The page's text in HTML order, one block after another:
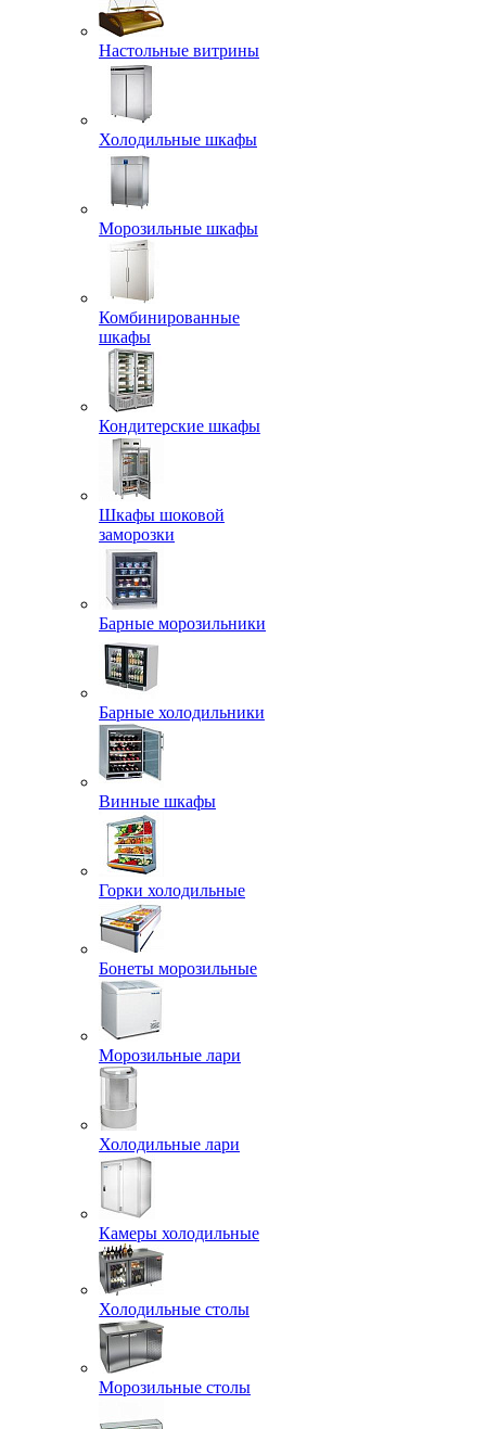
Настольные витрины
Холодильные шкафы
Морозильные шкафы
Комбинированные
шкафы
Кондитерские шкафы
Шкафы шоковой
заморозки
Барные морозильники
Барные холодильники
Винные шкафы
Горки холодильные
Бонеты морозильные
Морозильные лари
Холодильные лари
Камеры холодильные
Холодильные столы
Морозильные столы